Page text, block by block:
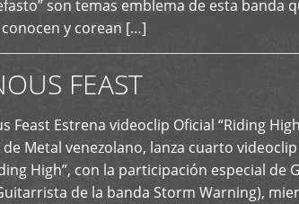
son temas emblema de esta banda
y corean […]
FEAST
Feast Estrena videoclip Oficial “Riding
Metal venezolano, lanza cuarto
High”, con la participación especial de
de la banda Storm Warning),